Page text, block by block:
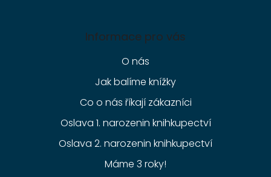
Informace pro vás
O nás
Jak balíme knížky
Co o nás říkají zákazníci
Oslava 1. narozenin knihkupectví
Oslava 2. narozenin knihkupectví
Máme 3 roky!